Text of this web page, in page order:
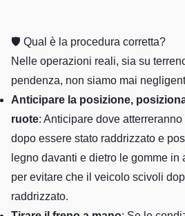
🛡️ Qual è la procedura corretta?
Nelle operazioni reali, sia su
pendenza, non siamo mai
Anticipare la posizione,
ruote: Anticipare dove
dopo essere stato raddrizzato e
legno davanti e dietro le gomme in
per evitare che il veicolo scivoli
raddrizzato.